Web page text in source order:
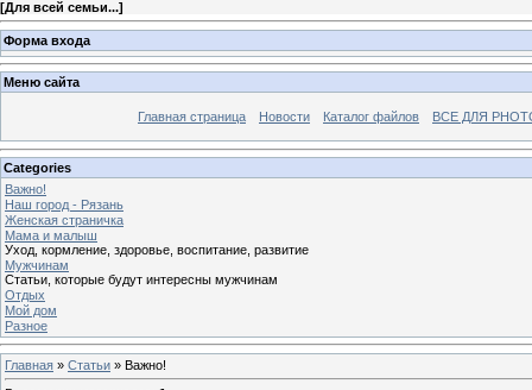
[Для всей семьи...]
Форма входа
Меню сайта
Главная страница Новости Каталог файлов ВСЕ ДЛЯ
Categories
Важно!
Наш город - Рязань
Женская страничка
Мама и малыш
Уход, кормление, здоровье, воспитание, развитие
Мужчинам
Статьи, которые будут интересны мужчинам
Отдых
Мой дом
Разное
Главная » Статьи » Важно!